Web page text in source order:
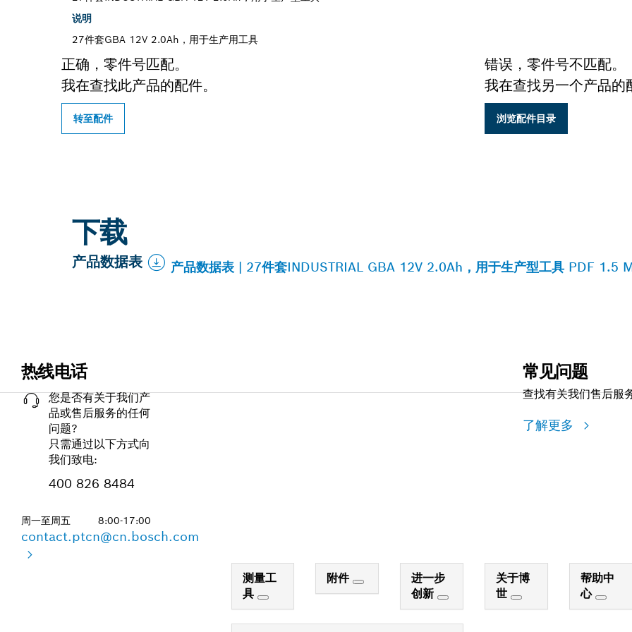
说明
27件套GBA 12V 2.0Ah，用于生产用工具
正确，零件号匹配。
我在查找此产品的配件。
转至配件
错误，零件号不匹配。
我在查找另一个产品的
浏览配件目录
下载
产品数据表 产品数据表 | 27件套INDUSTRIAL GBA 12V 2.0Ah，用于生产型工具 PDF 1.5
热线电话
您是否有关于我们产
品或售后服务的任何
问题?
只需通过以下方式向
我们致电:
400 826 8484
周一至周五 8:00-17:00
contact.ptcn@cn.bosch.com
常见问题
查找有关我们售后服
了解更多
测量工
具
附件
进一步
创新
关于博
世
帮助中
心